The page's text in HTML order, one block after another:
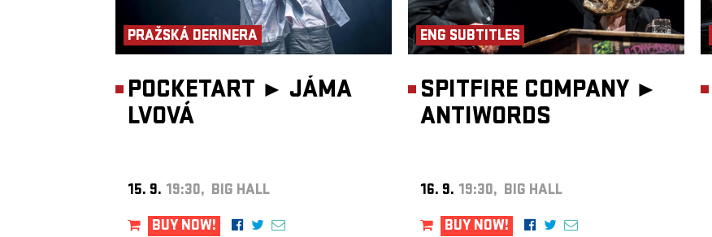
PRAŽSKÁ DERINERA
POCKETART ► JÁMA
LVOVÁ
15. 9. 19:30, BIG HALL
BUY NOW!
ENG SUBTITLES
SPITFIRE COMPANY ►
ANTIWORDS
16. 9. 19:30, BIG HALL
BUY NOW!